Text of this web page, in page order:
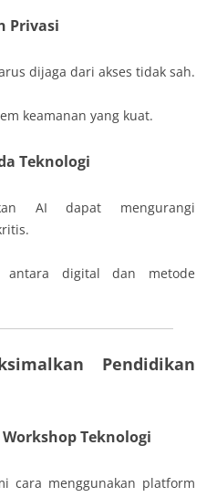
Privasi
dijaga dari akses tidak sah.
keamanan yang kuat.
Teknologi
AI dapat mengurangi
antara digital dan metode
Pendidikan
Teknologi
cara menggunakan platform